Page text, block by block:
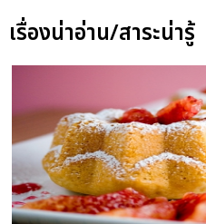
เรื่องน่าอ่าน/สาระน่ารู้